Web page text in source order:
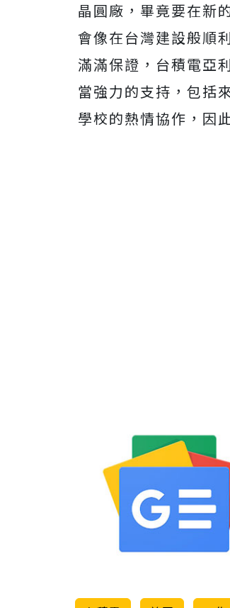
晶圓廠，畢竟要在新
會像在台灣建設般順
滿滿保證，台積電亞
當強力的支持，包括
學校的熱情協作，因